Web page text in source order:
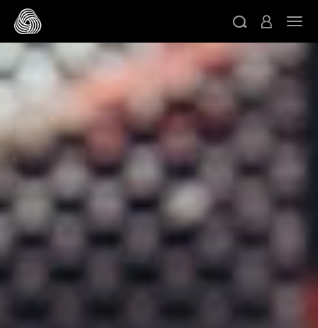
跳轉至主目錄
切